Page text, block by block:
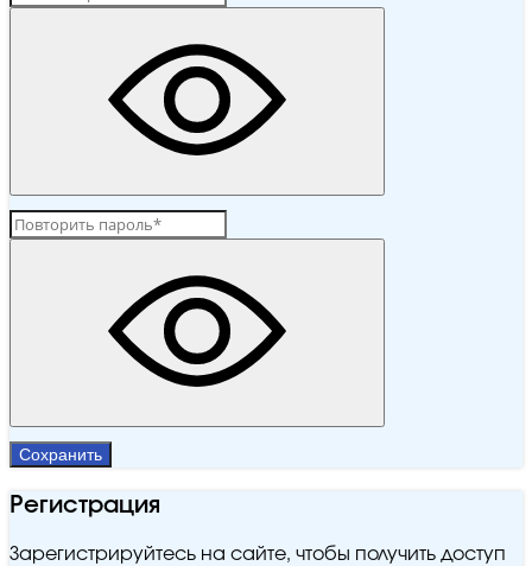
Сохранить
Регистрация
Зарегистрируйтесь на сайте, чтобы получить доступ